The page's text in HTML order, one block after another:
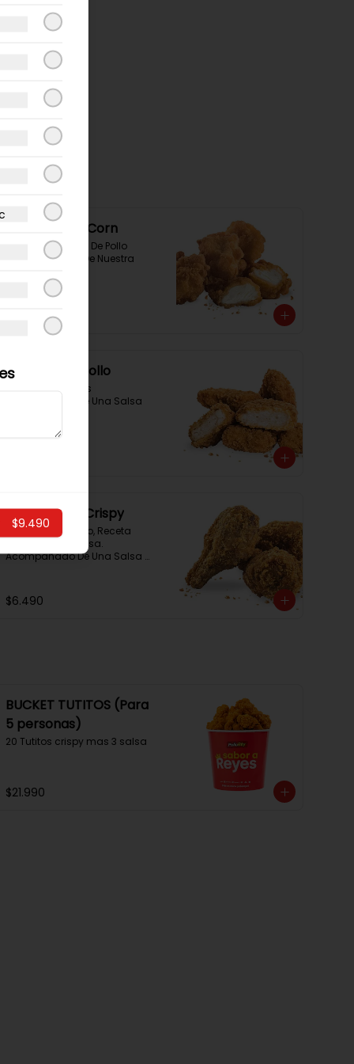
Chicken Pop Corn
300 Grs Pop Corn De Pollo
Acompañados De Nuestra
Nuggets De Pollo
Nugget Crujientes
Acompañado De Una Salsa
Tutitos Pollo Crispy
Alitas De Pollo Frito, Receta
Original De La Casa.
Acompañado De Una Salsa
$6.490
BUCKET TUTITOS (Para
5 personas)
20 Tutitos crispy mas 3 salsa
$21.990
$9.490